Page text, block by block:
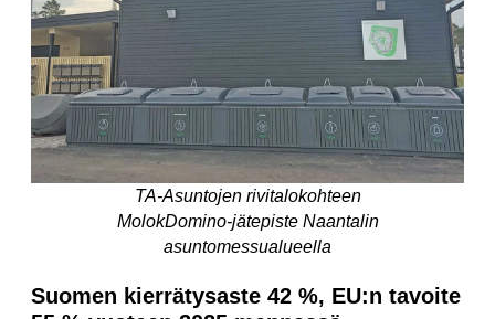
TA-Asuntojen rivitalokohteen
MolokDomino-jätepiste Naantalin
asuntomessualueella
Suomen kierrätysaste 42 %, EU:n tavoite